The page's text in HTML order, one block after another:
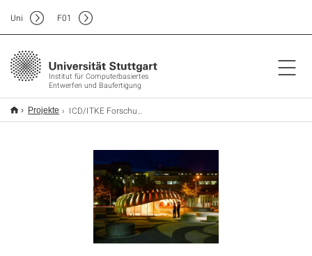
Institut für Computerbasiertes
Entwerfen und Baufertigung
Uni F01
Projekte ICD/ITKE Forschungspavillon 2010